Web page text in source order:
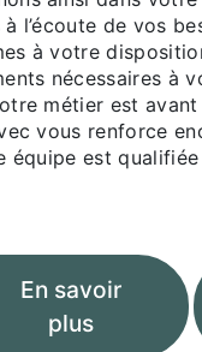
l’écoute de vos
à votre
nécessaires à
métier est
vous renforce
équipe est
En savoir
plus